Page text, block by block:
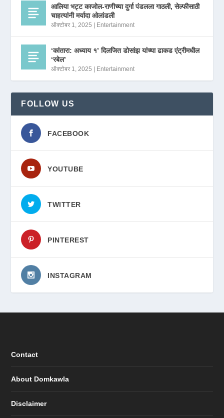
आलिया भट्ट काजोल-राणीच्या दुर्गा पंडलला गाठली, सेल्फीसाठी
चाहत्यांनी मर्यादा ओलांडली
ऑक्टोबर 1, 2025 | Entertainment
‘कांतारा: अध्याय १’ दिलजित डोसांझ यांच्या ढाकड एंट्रीमधील
‘रबेल’
ऑक्टोबर 1, 2025 | Entertainment
FOLLOW US
FACEBOOK
YOUTUBE
TWITTER
PINTEREST
INSTAGRAM
Contact
About Domkawla
Disclaimer